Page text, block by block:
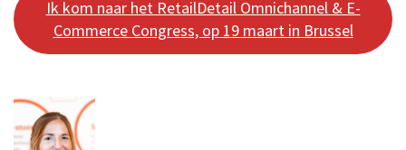
Ik kom naar het RetailDetail Omnichannel & E-
Commerce Congress, op 19 maart in Brussel